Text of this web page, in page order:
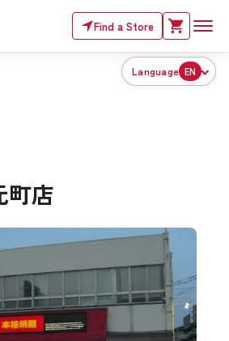
Find a Store
Language EN
町店